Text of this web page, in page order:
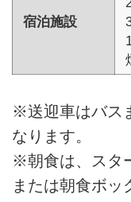
宿泊施設
※送迎車はバス
なります。
※朝食は、スタ
または朝食ボッ